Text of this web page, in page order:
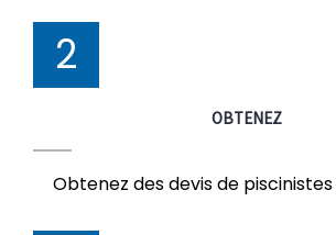
2
OBTENEZ
Obtenez des devis de piscinistes